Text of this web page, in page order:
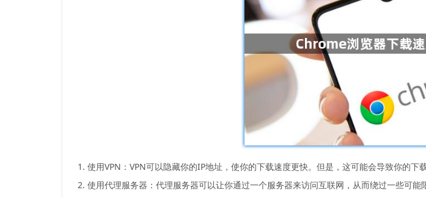
1. 使用VPN：VPN可以隐藏你的IP地址，使你的下载速度更快。但是，这可能会导致你的下
2. 使用代理服务器：代理服务器可以让你通过一个服务器来访问互联网，从而绕过一些可